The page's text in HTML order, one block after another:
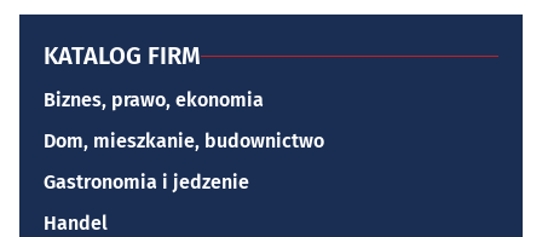
KATALOG FIRM
Biznes, prawo, ekonomia
Dom, mieszkanie, budownictwo
Gastronomia i jedzenie
Handel